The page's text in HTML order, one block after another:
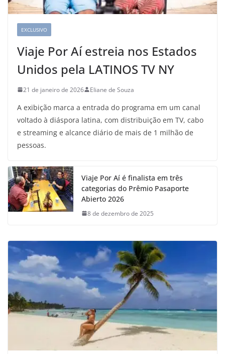
EXCLUSIVO
Viaje Por Aí estreia nos Estados
Unidos pela LATINOS TV NY
21 de janeiro de 2026 Eliane de Souza
A exibição marca a entrada do programa em um canal
voltado à diáspora latina, com distribuição em TV, cabo
e streaming e alcance diário de mais de 1 milhão de
pessoas.
Viaje Por Aí é finalista em três
categorias do Prêmio Pasaporte
Abierto 2026
8 de dezembro de 2025